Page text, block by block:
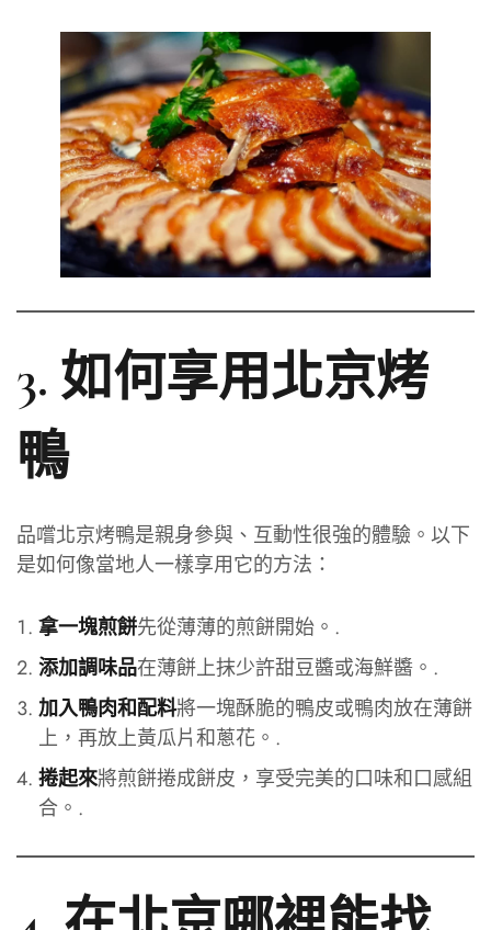
3. 如何享用北京烤
鴨
品嚐北京烤鴨是親身參與、互動性很強的體驗。以下
是如何像當地人一樣享用它的方法：
拿一塊煎餅先從薄薄的煎餅開始。.
添加調味品在薄餅上抹少許甜豆醬或海鮮醬。.
加入鴨肉和配料將一塊酥脆的鴨皮或鴨肉放在薄餅
上，再放上黃瓜片和蔥花。.
捲起來將煎餅捲成餅皮，享受完美的口味和口感組
合。.